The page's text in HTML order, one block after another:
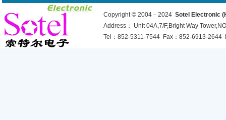
Copyright © 2004－2024 Sotel Electronic
Address： Unit 04A,7/F,Bright Way
Tel：852-5311-7544 Fax：852-6913-2644